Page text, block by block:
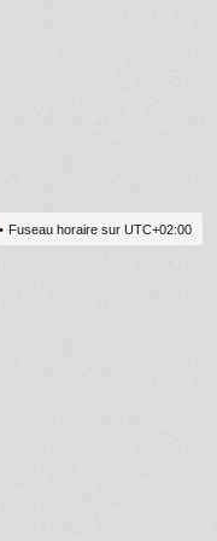
Fuseau horaire sur UTC+02:00